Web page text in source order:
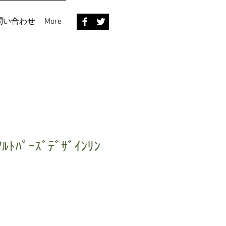
い合わせ More
ﾄﾊﾟｰｽﾞﾃﾞｻﾞｲﾝﾘﾝ